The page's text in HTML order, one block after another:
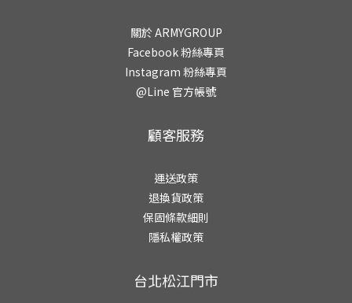
關於 ARMYGROUP
Facebook 粉絲專頁
Instagram 粉絲專頁
@Line 官方帳號
顧客服務
運送政策
退換貨政策
保固條款細則
隱私權政策
台北松江門市